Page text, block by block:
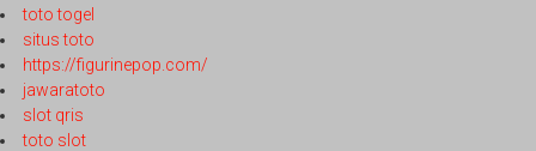
toto togel
situs toto
https://figurinepop.com/
jawaratoto
slot qris
toto slot